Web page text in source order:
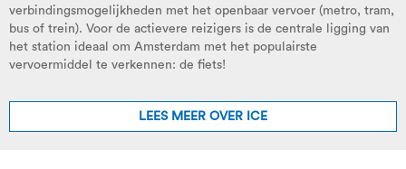
verbindingsmogelijkheden met het openbaar vervoer (metro, tram,
bus of trein). Voor de actievere reizigers is de centrale ligging van
het station ideaal om Amsterdam met het populairste
vervoermiddel te verkennen: de fiets!
LEES MEER OVER ICE